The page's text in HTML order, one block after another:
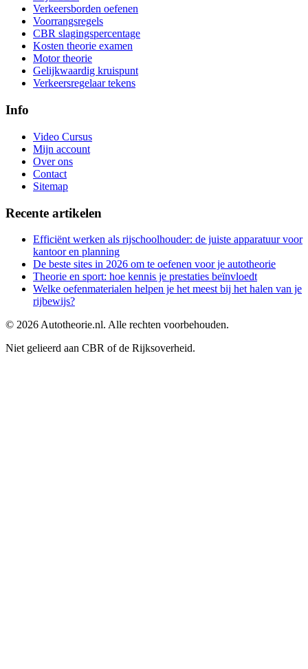
Verkeersborden oefenen
Voorrangsregels
CBR slagingspercentage
Kosten theorie examen
Motor theorie
Gelijkwaardig kruispunt
Verkeersregelaar tekens
Info
Video Cursus
Mijn account
Over ons
Contact
Sitemap
Recente artikelen
Efficiënt werken als rijschoolhouder: de juiste apparatuur voor
kantoor en planning
De beste sites in 2026 om te oefenen voor je autotheorie
Theorie en sport: hoe kennis je prestaties beïnvloedt
Welke oefenmaterialen helpen je het meest bij het halen van je
rijbewijs?
© 2026 Autotheorie.nl. Alle rechten voorbehouden.
Niet gelieerd aan CBR of de Rijksoverheid.